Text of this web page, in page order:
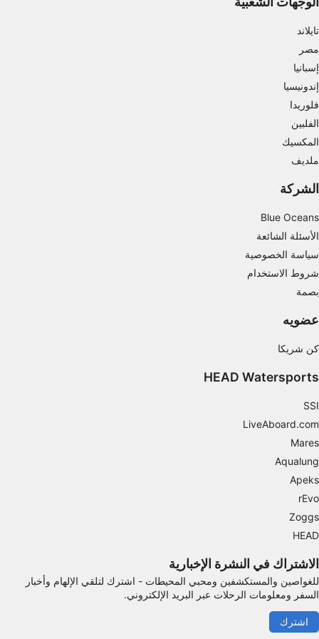
تايلاند
مصر
إسبانيا
إندونيسيا
فلوريدا
الفلبين
المكسيك
ملديف
الشركة
Blue Oceans
الأسئلة الشائعة
سياسة الخصوصية
شروط الاستخدام
بصمة
عضويه
كن شريكا
HEAD Watersports
SSI
LiveAboard.com
Mares
Aqualung
Apeks
rEvo
Zoggs
HEAD
الاشتراك في النشرة الإخبارية
للغواصين والمستكشفين ومحبي المحيطات - اشترك لتلقي الإلهام وأخبار
السفر ومعلومات الرحلات عبر البريد الإلكتروني.
اشترك
ميزات IAB الخاصة: